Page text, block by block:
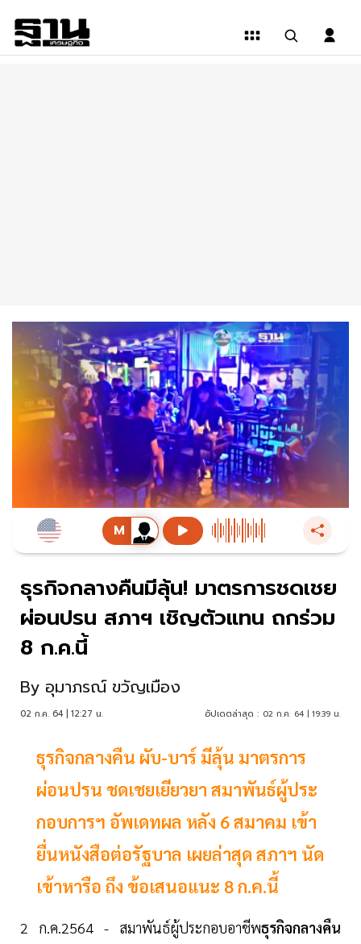
ธุรกิจกลางคืนมีลุ้น! มาตรการชดเชย
ผ่อนปรน สภาฯ เชิญตัวแทน ถกร่วม
8 ก.ค.นี้
By อุมาภรณ์ ขวัญเมือง
02 ก.ค. 64 | 12:27 น. อัปเดตล่าสุด : 02 ก.ค. 64 | 19:39 น.
ธุรกิจกลางคืน ผับ-บาร์ มีลุ้น มาตรการ
ผ่อนปรน ชดเชยเยียวยา สมาพันธ์ผู้ประ
กอบการฯ อัพเดทผล หลัง 6 สมาคม เข้า
ยื่นหนังสือต่อรัฐบาล เผยล่าสุด สภาฯ นัด
เข้าหารือ ถึง ข้อเสนอแนะ 8 ก.ค.นี้
2 ก.ค.2564 - สมาพันธ์ผู้ประกอบอาชีพธุรกิจกลางคืน